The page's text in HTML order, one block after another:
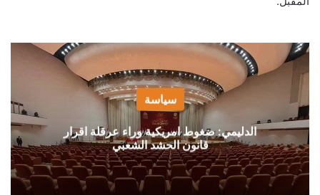
سياسة
الدليمي: ضغوط امريكية وراء عرقلة اقرار
قانون الحشد الشعبي